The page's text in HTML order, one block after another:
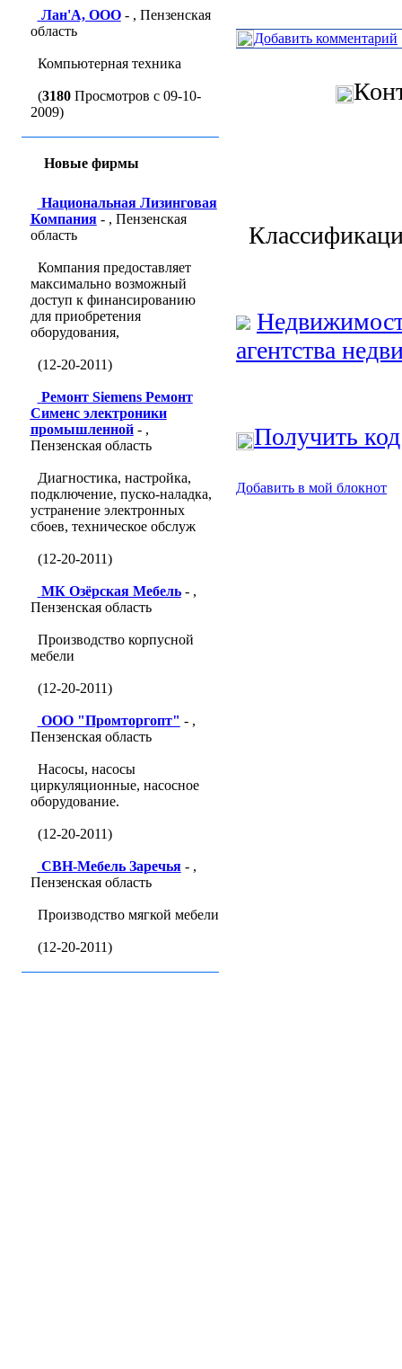
Лан'A, ООО- , Пензенская
область
Компьютерная техника
(3180Просмотров с 09-10-
2009)
Новые фирмы
Национальная Лизинговая
Компания- , Пензенская
область
Компания предоставляет
максимально возможный
доступ к финансированию
для приобретения
оборудования,
(12-20-2011)
Ремонт Siemens Ремонт
Сименс электроники
промышленной- ,
Пензенская область
Диагностика, настройка,
подключение, пуско-наладка,
устранение электронных
сбоев, техническое обслуж
(12-20-2011)
МК Озёрская Мебель- ,
Пензенская область
Производство корпусной
мебели
(12-20-2011)
ООО "Промторгопт" - ,
Пензенская область
Насосы, насосы
циркуляционные, насосное
оборудование.
(12-20-2011)
СВН-Мебель Заречья- ,
Пензенская область
Производство мягкой мебели
(12-20-2011)
Добавить комментарий
агентства
Получить
Добавить в мой блокнот